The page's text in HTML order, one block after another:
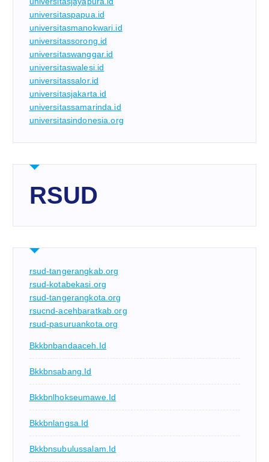
universitaspapua.id
universitasmanokwari.id
universitassorong.id
universitaswanggar.id
universitaswalesi.id
universitassalor.id
universitasjakarta.id
universitassamarinda.id
universitasindonesia.org
RSUD
rsud-tangerangkab.org
rsud-kotabekasi.org
rsud-tangerangkota.org
rsucnd-acehbaratkab.org
rsud-pasuruankota.org
Bkkbnbandaaceh.id
Bkkbnsabang.id
Bkkbnlhokseumawe.id
Bkkbnlangsa.id
Bkkbnsubulussalam.id